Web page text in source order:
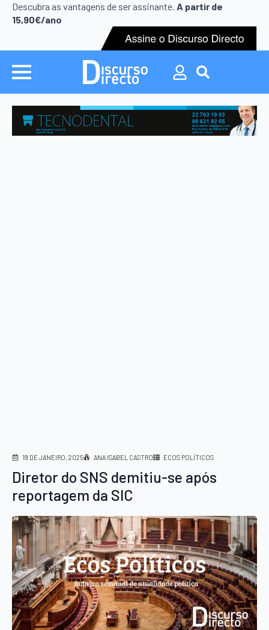
Descubra as vantagens de ser assinante. A partir de
15,90€/ano
Search
for:
Search
19 DE JANEIRO, 2025 ANA ISABEL CASTRO ECOS POLÍTICOS
Diretor do SNS demitiu-se após
reportagem da SIC